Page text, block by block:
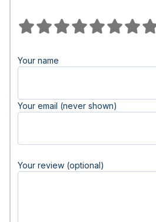
Your name
Your email (never shown)
Your review (optional)